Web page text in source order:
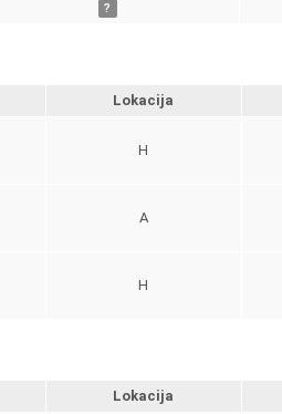
?
Lokacija
H
A
H
Lokacija